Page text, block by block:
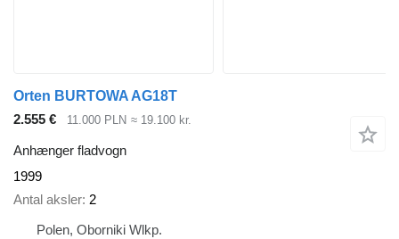
Orten BURTOWA AG18T
2.555 €
11.000 PLN ≈ 19.100 kr.
Anhænger fladvogn
1999
Antal aksler 2
Polen, Oborniki Wlkp.